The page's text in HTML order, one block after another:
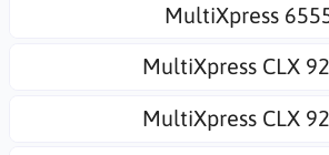
MultiXpress
MultiXpress CLX
MultiXpress CLX